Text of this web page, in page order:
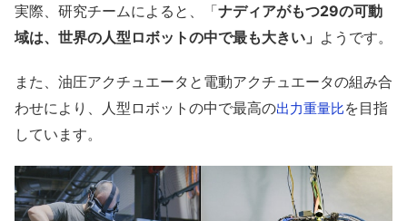
実際、研究チームによると、「ナディアがもつ29の可動
域は、世界の人型ロボットの中で最も大きい」 ようです。
また、油圧アクチュエータと電動アクチュエータの組み合
わせにより、人型ロボットの中で最高の出力重量比を目指
しています。